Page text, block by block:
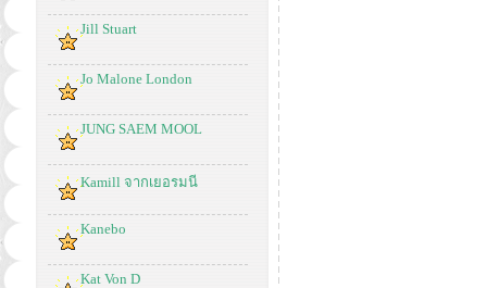
Jill Stuart
Jo Malone London
JUNG SAEM MOOL
Kamill จากเยอรมนี
Kanebo
Kat Von D